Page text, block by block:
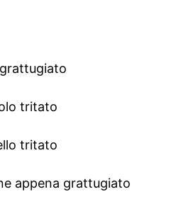
tritato
tritato
appena grattugiato